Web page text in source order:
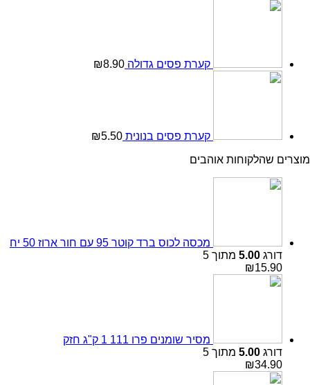
קערת פסים גדולה ₪8.90
קערת פסים בנונית ₪5.50
מוצרים שהלקוחות אוהבים
מכסה לכוס ברד קוטר 95 עם חור ארוז 50 יח
דורג 5.00 מתוך 5
₪15.90
מסיר שומנים פרו 111 1 ק"ג חזק
דורג 5.00 מתוך 5
₪34.90